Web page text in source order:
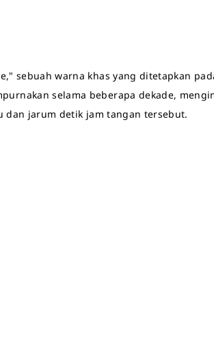
sebuah warna khas yang ditetapkan
selama beberapa dekade,
dan jarum detik jam tangan tersebut.